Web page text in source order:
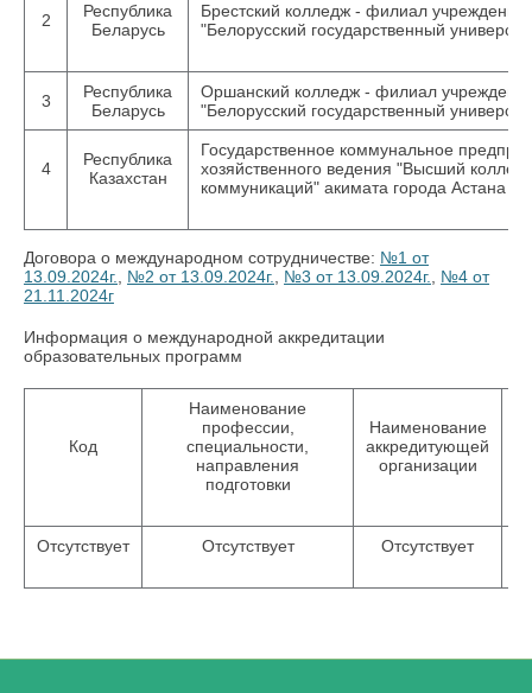
2
Республика
Беларусь
Брестский колледж - филиал учреждения
"Белорусский государственный
3
Республика
Беларусь
Оршанский колледж - филиал
"Белорусский государственный
4
Республика
Казахстан
Государственное коммунальное
хозяйственного ведения "Высший
коммуникаций" акимата города Астана
Договора о международном сотрудничестве: №1 от
13.09.2024г.
№2 от 13.09.2024г. №3 от 13.09.2024г.
№4 от
21.11.2024г
Информация о международной аккредитации
образовательных программ
Код
Наименование
профессии,
специальности,
направления
подготовки
Наименование
аккредитующей
организации
Отсутствует Отсутствует Отсутствует